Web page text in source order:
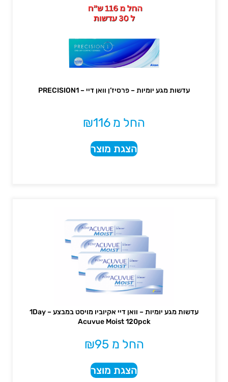
עדשות מגע יומיות – פרסיז’ן וואן דיי – PRECISION1
החל מ ₪116
הצגת מוצר
עדשות מגע יומיות – וואן דיי אקיוביו מויסט במבצע – 1Day
Acuvue Moist 120pck
החל מ ₪95
הצגת מוצר